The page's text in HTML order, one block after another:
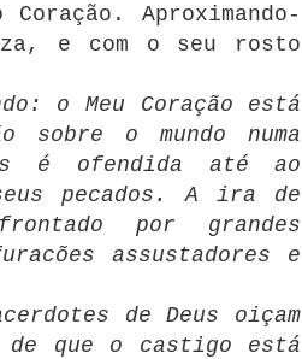
Aproximando-
e com o seu rosto
o Meu Coração está
o mundo numa
é ofendida até ao
pecados. A ira de
por grandes
assustadores e
de Deus oiçam
de que o castigo está